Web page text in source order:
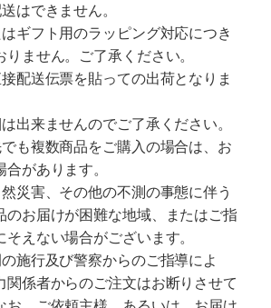
はできません。
ギフト用のラッピング対応につき
ません。ご了承ください。
配送伝票を貼っての出荷となりま
出来ませんのでご了承ください。
も複数商品をご購入の場合は、お
があります。
災害、その他の不測の事態に伴う
のお届けが困難な地域、またはご指
えない場合がございます。
施行及び警察からのご指導によ
関係者からのご注文はお断りさせて